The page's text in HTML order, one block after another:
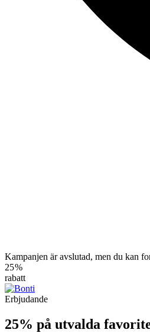
Kampanjen är avslutad, men du kan
25 %
rabatt
Erbjudande
25% på utvalda